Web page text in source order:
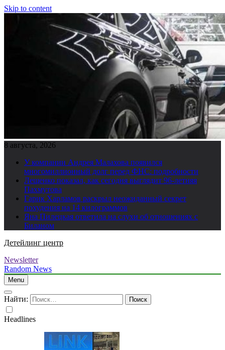
Skip to content
8 августа, 2026
У компании Андрея Малахова появился
многомиллионный долг перед ФНС: подробности
Лещенко показал, как сегодня выглядит 96-летняя
Пахмутова
Гарик Харламов раскрыл неожиданный секрет
похудения на 14 килограммов
Яна Пилецкая ответила на слухи об отношениях с
Биланом
Детейлинг центр
Newsletter
Random News
Menu
Найти:
Headlines